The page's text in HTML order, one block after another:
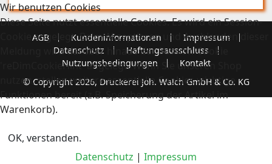
AGB Kundeninformationen
Impressum
Datenschutz
Haftungsausschluss
Nutzungsbedingungen
Kontakt
© Copyright 2026, Druckerei Joh. Walch GmbH & Co. KG
Wir benutzen Cookies
Diese Seite nutzt essentielle Cookies. Es wird ein Session-
Cookie angelegt. Beim Akzeptieren und Ausblenden dieser
Meldung wird darüber hinaus der Session-Cookie
'reDimCookieHint' angelegt. Wenn Sie unseren Shop
nutzen, stellen weitere essentielle Cookies wichtige
Funktionen bereit (z.B. Speicherung der Artikel im
Warenkorb).
OK, verstanden.
Datenschutz | Impressum